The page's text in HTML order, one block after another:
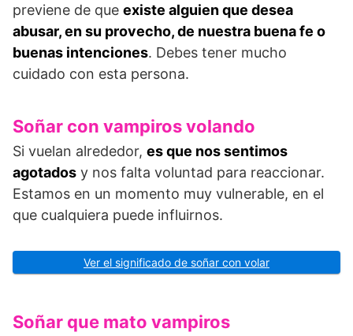
previene de que existe alguien que desea
abusar, en su provecho, de nuestra buena fe o
buenas intenciones. Debes tener mucho
cuidado con esta persona.
Soñar con vampiros volando
Si vuelan alrededor, es que nos sentimos
agotados y nos falta voluntad para reaccionar.
Estamos en un momento muy vulnerable, en el
que cualquiera puede influirnos.
Ver el significado de soñar con volar
Soñar que mato vampiros